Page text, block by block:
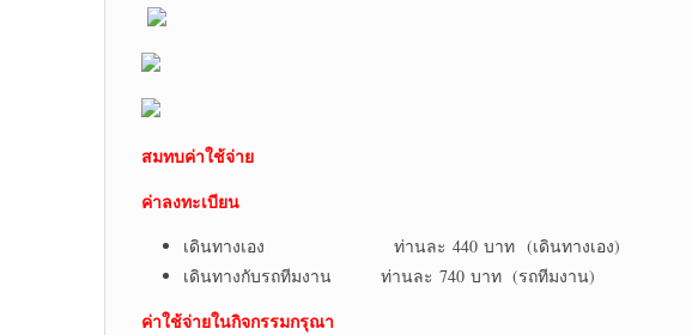
สมทบค่าใช้จ่าย
ค่าลงทะเบียน
เดินทางเอง ท่านละ 440 บาท (เดินทางเอง)
เดินทางกับรถทีมงาน ท่านละ 740 บาท (รถทีมงาน)
ค่าใช้จ่ายในกิจกรรมกรุณา